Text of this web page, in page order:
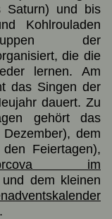
Saturn) und bis
Kohlrouladen
der
die die
lernen. Am
das Singen der
dauert. Zu
gehört das
dem
Feiertagen),
im
dem kleinen